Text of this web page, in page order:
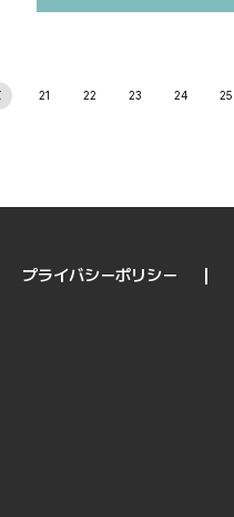
21 22 23 24 25
プライバシーポリシー